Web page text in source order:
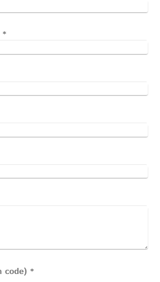
*
Captcha (spam protection code) *